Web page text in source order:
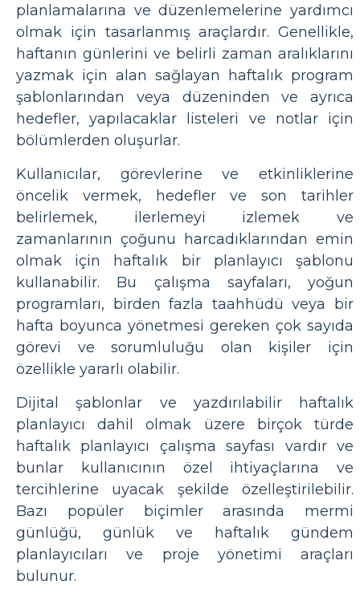
planlamalarına ve düzenlemelerine yardımcı
olmak için tasarlanmış araçlardır. Genellikle,
haftanın günlerini ve belirli zaman aralıklarını
yazmak için alan sağlayan haftalık program
şablonlarından veya düzeninden ve ayrıca
hedefler, yapılacaklar listeleri ve notlar için
bölümlerden oluşurlar.
Kullanıcılar, görevlerine ve etkinliklerine
öncelik vermek, hedefler ve son tarihler
belirlemek, ilerlemeyi izlemek ve
zamanlarının çoğunu harcadıklarından emin
olmak için haftalık bir planlayıcı şablonu
kullanabilir. Bu çalışma sayfaları, yoğun
programları, birden fazla taahhüdü veya bir
hafta boyunca yönetmesi gereken çok sayıda
görevi ve sorumluluğu olan kişiler için
özellikle yararlı olabilir.
Dijital şablonlar ve yazdırılabilir haftalık
planlayıcı dahil olmak üzere birçok türde
haftalık planlayıcı çalışma sayfası vardır ve
bunlar kullanıcının özel ihtiyaçlarına ve
tercihlerine uyacak şekilde özelleştirilebilir.
Bazı popüler biçimler arasında mermi
günlüğü, günlük ve haftalık gündem
planlayıcıları ve proje yönetimi araçları
bulunur.